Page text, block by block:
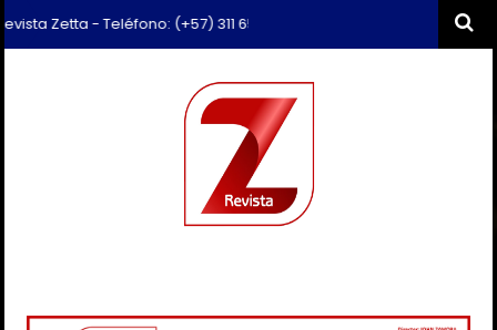
Zetta - Teléfono: (+57) 311 659 6374 - Correo: